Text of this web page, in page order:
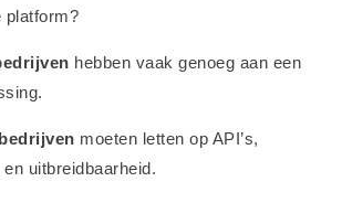
platform?
hebben vaak genoeg aan een
moeten letten op API’s,
uitbreidbaarheid.